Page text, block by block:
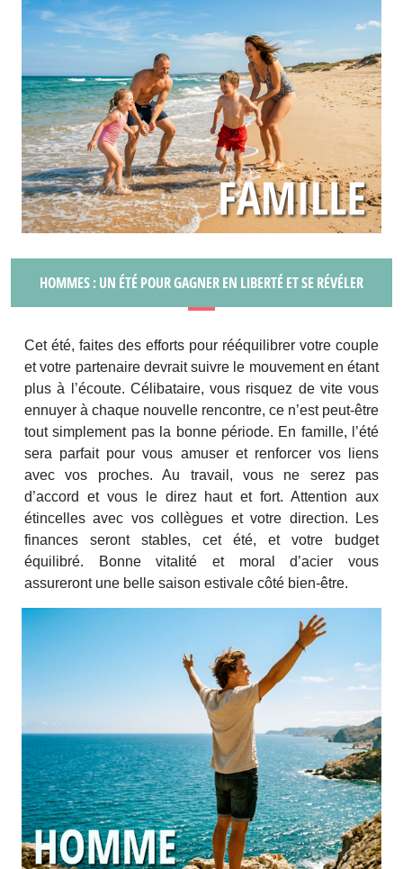
HOMMES : UN ÉTÉ POUR GAGNER EN LIBERTÉ ET SE RÉVÉLER
Cet été, faites des efforts pour rééquilibrer votre couple
et votre partenaire devrait suivre le mouvement en étant
plus à l’écoute. Célibataire, vous risquez de vite vous
ennuyer à chaque nouvelle rencontre, ce n’est peut-être
tout simplement pas la bonne période. En famille, l’été
sera parfait pour vous amuser et renforcer vos liens
avec vos proches. Au travail, vous ne serez pas
d’accord et vous le direz haut et fort. Attention aux
étincelles avec vos collègues et votre direction. Les
finances seront stables, cet été, et votre budget
équilibré. Bonne vitalité et moral d’acier vous
assureront une belle saison estivale côté bien-être.